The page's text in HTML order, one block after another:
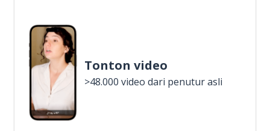
Tonton video
>48.000 video dari penutur asli